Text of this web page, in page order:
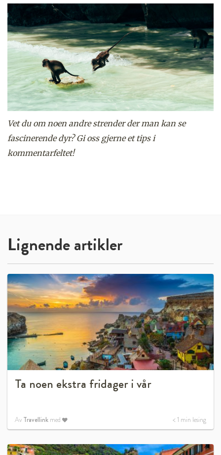
Vet du om noen andre strender der man kan se
fascinerende dyr? Gi oss gjerne et tips i
kommentarfeltet!
Lignende artikler
Ta noen ekstra fridager i vår
Av Travellink med < 1 min lesing